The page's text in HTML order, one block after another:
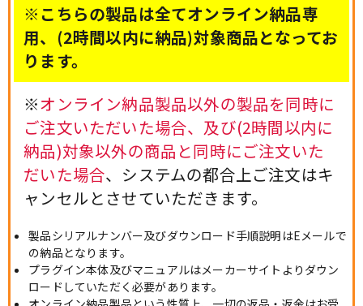
※こちらの製品は全てオンライン納品専
用、(2時間以内に納品)対象商品となってお
ります。
※オンライン納品製品以外の製品を同時に
ご注文いただいた場合、及び(2時間以内に
納品)対象以外の商品と同時にご注文いた
だいた場合、システムの都合上ご注文はキ
ャンセルとさせていただきます。
製品シリアルナンバー及びダウンロード手順説明はEメールで
の納品となります。
プラグイン本体及びマニュアルはメーカーサイトよりダウン
ロードしていただく必要があります。